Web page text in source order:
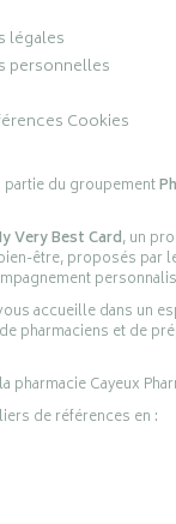
légales
personnelles
Cookies
du groupement
Very Best Card, un
être, proposés
accueille dans un
pharmaciens et de
Cayeux
de références en :